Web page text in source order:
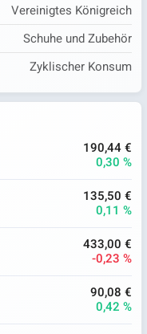
Vereinigtes Königreich
Schuhe und Zubehör
Zyklischer Konsum
190,44 €
0,30 %
135,50 €
0,11 %
433,00 €
-0,23 %
90,08 €
0,42 %